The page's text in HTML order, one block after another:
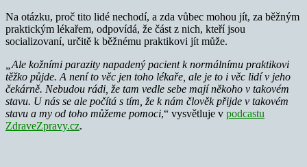
Na otázku, proč tito lidé nechodí, a zda vůbec mohou jít, za běžným
praktickým lékařem, odpovídá, že část z nich, kteří jsou
socializovaní, určitě k běžnému praktikovi jít může.
„Ale kožními parazity napadený pacient k normálnímu praktikovi
těžko půjde. A není to věc jen toho lékaře, ale je to i věc lidí v jeho
čekárně. Nebudou rádi, že tam vedle sebe mají někoho v takovém
stavu. U nás se ale počítá s tím, že k nám člověk přijde v takovém
stavu a my od toho můžeme pomoci,“ vysvětluje v podcastu
ZdraveZpravy.cz.